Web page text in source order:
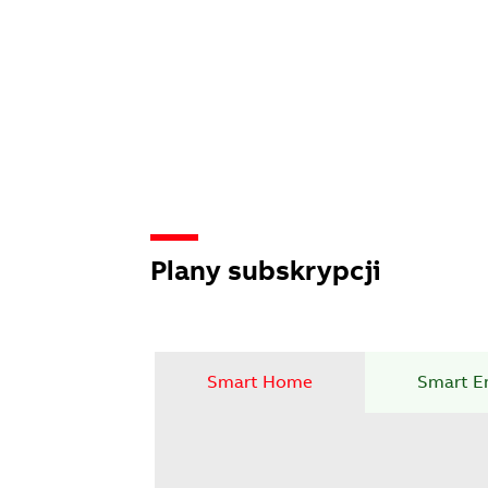
Plany subskrypcji
Smart Home Smart